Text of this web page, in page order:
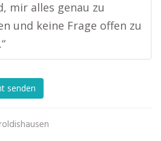
mir alles genau zu
und keine Frage offen zu
senden